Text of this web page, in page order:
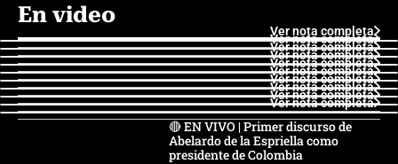
En video
Ver nota completa
Ver nota completa
Ver nota completa
Ver nota completa
Ver nota completa
Ver nota completa
Ver nota completa
Ver nota completa
Ver nota completa
Ver nota completa
🔴 EN VIVO | Primer discurso de
Abelardo de la Espriella como
presidente de Colombia